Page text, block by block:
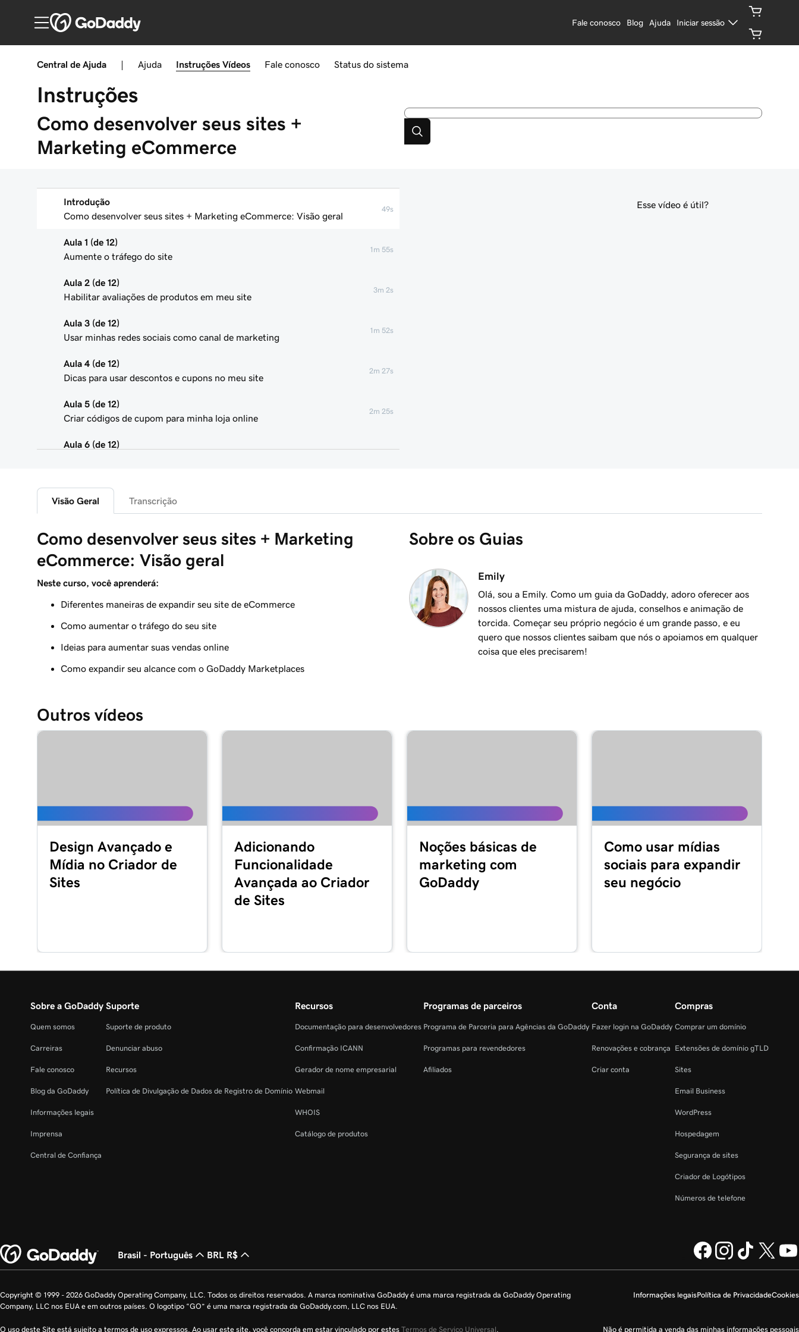
Fale conosco Blog Ajuda Iniciar sessão
Central de Ajuda Ajuda Instruções Vídeos Fale conosco Status do sistema
Instruções
Como desenvolver seus sites +
Marketing eCommerce
Introdução
Como desenvolver seus sites + Marketing eCommerce: Visão geral
49s
Aula 1 (de 12)
Aumente o tráfego do site
1m 55s
Aula 2 (de 12)
Habilitar avaliações de produtos em meu site
3m 2s
Aula 3 (de 12)
Usar minhas redes sociais como canal de marketing
1m 52s
Aula 4 (de 12)
Dicas para usar descontos e cupons no meu site
2m 27s
Aula 5 (de 12)
Criar códigos de cupom para minha loja online
2m 25s
Aula 6 (de 12)
2m 47s
Adicionar produtos agrupados ao meu site
Criar minha primeira etiqueta de envio
Aula 9 (de 12)
Introdução às automações de email
Aula 10 (de 12)
Personalizar minhas automações de email
Aula 11 (de 12)
Esse vídeo é útil?
Visão Geral Transcrição
Como desenvolver seus sites + Marketing
eCommerce: Visão geral
Neste curso, você aprenderá:
Diferentes maneiras de expandir seu site de eCommerce
Como aumentar o tráfego do seu site
Ideias para aumentar suas vendas online
Como expandir seu alcance com o GoDaddy Marketplaces
Sobre os Guias
Emily
Olá, sou a Emily. Como um guia da GoDaddy, adoro oferecer aos
nossos clientes uma mistura de ajuda, conselhos e animação de
torcida. Começar seu próprio negócio é um grande passo, e eu
quero que nossos clientes saibam que nós o apoiamos em qualquer
coisa que eles precisarem!
Outros vídeos
Design Avançado e
Mídia no Criador de
Sites
Adicionando
Funcionalidade
Avançada ao Criador
de Sites
Noções básicas de
marketing com
GoDaddy
Como usar mídias
sociais para expandir
seu negócio
Sobre a GoDaddy
Quem somos
Carreiras
Fale conosco
Blog da GoDaddy
Informações legais
Imprensa
Central de Confiança
Suporte
Suporte de produto
Denunciar abuso
Recursos
Política de Divulgação de Dados de Registro de Domínio
Recursos
Documentação para desenvolvedores
Confirmação ICANN
Gerador de nome empresarial
Webmail
WHOIS
Catálogo de produtos
Programas de parceiros
Programa de Parceria para Agências da GoDaddy
Programas para revendedores
Afiliados
Conta
Fazer login na GoDaddy
Renovações e cobrança
Criar conta
Compras
Comprar um domínio
Extensões de domínio gTLD
Sites
Email Business
WordPress
Hospedagem
Segurança de sites
Criador de Logótipos
Números de telefone
Brasil - Português BRL R$
Informações legaisPolítica de PrivacidadeCookies
Não é permitida a venda das minhas informações pessoais
Copyright © 1999 - 2026 GoDaddy Operating Company, LLC. Todos os direitos reservados. A marca nominativa GoDaddy é uma marca registrada da GoDaddy Operating
Company, LLC nos EUA e em outros países. O logotipo “GO” é uma marca registrada da GoDaddy.com, LLC nos EUA.
O uso deste Site está sujeito a termos de uso expressos. Ao usar este site, você concorda em estar vinculado por estes Termos de Serviço Universal .